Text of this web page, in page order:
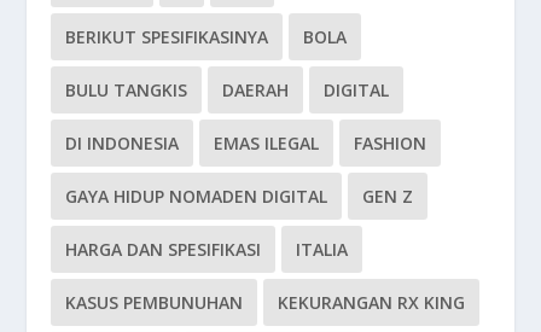
BERIKUT SPESIFIKASINYA BOLA
BULU TANGKIS DAERAH DIGITAL
DI INDONESIA EMAS ILEGAL FASHION
GAYA HIDUP NOMADEN DIGITAL GEN Z
HARGA DAN SPESIFIKASI ITALIA
KASUS PEMBUNUHAN KEKURANGAN RX KING